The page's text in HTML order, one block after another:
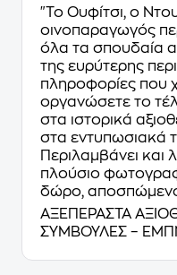
"Το Ουφίτσι, ο
οινοπαραγωγός
όλα τα σπουδαία
της ευρύτερης
πληροφορίες που
οργανώσετε το
στα ιστορικά
στα εντυπωσιακά
Περιλαμβάνει και
πλούσιο
δώρο,
ΑΞΕΠΕΡΑΣΤΑ
ΣΥΜΒΟΥΛΕΣ –